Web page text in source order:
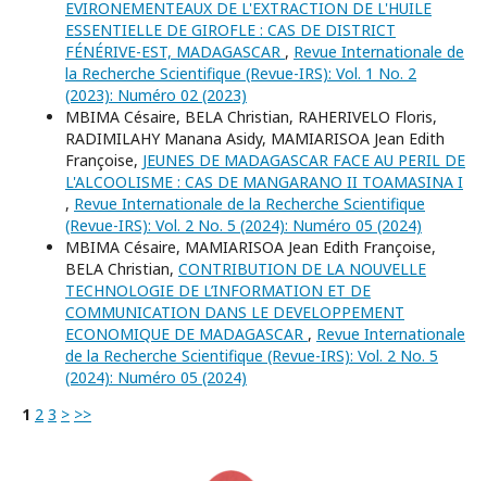
EVIRONEMENTEAUX DE L'EXTRACTION DE L'HUILE
ESSENTIELLE DE GIROFLE : CAS DE DISTRICT
FÉNÉRIVE-EST, MADAGASCAR , Revue Internationale de
la Recherche Scientifique (Revue-IRS): Vol. 1 No. 2
(2023): Numéro 02 (2023)
MBIMA Césaire, BELA Christian, RAHERIVELO Floris,
RADIMILAHY Manana Asidy, MAMIARISOA Jean Edith
Françoise, JEUNES DE MADAGASCAR FACE AU PERIL DE
L'ALCOOLISME : CAS DE MANGARANO II TOAMASINA I
, Revue Internationale de la Recherche Scientifique
(Revue-IRS): Vol. 2 No. 5 (2024): Numéro 05 (2024)
MBIMA Césaire, MAMIARISOA Jean Edith Françoise,
BELA Christian, CONTRIBUTION DE LA NOUVELLE
TECHNOLOGIE DE L’INFORMATION ET DE
COMMUNICATION DANS LE DEVELOPPEMENT
ECONOMIQUE DE MADAGASCAR , Revue Internationale
de la Recherche Scientifique (Revue-IRS): Vol. 2 No. 5
(2024): Numéro 05 (2024)
1 2 3 > >>